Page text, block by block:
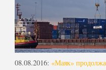
08.08.2016: «Маяк»